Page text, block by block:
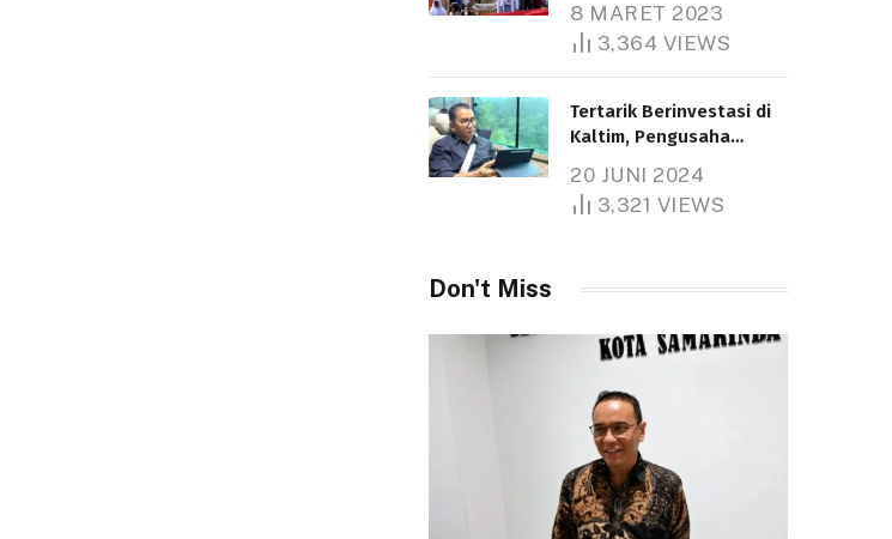
8 MARET 2023
3,364 VIEWS
Tertarik Berinvestasi di
Kaltim, Pengusaha
1.000 Hektare
20 JUNI 2024
3,321 VIEWS
Don't Miss